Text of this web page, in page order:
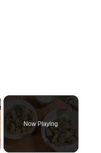
Now Playing